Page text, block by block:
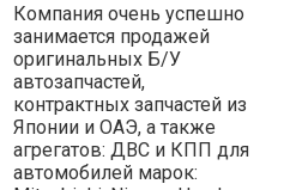
Компания очень успешно
занимается продажей
оригинальных Б/У
автозапчастей,
контрактных запчастей из
Японии и ОАЭ, а также
агрегатов: ДВС и КПП для
автомобилей марок: